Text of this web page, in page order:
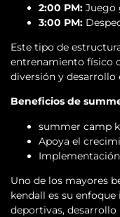
2:00 PM: Juego
3:00 PM:
Este tipo de
entrenamiento físico
diversión y desarrollo
Beneficios de
summer camp
Apoya el
Uno de los mayores
kendall es su
deportivas, desarrollo